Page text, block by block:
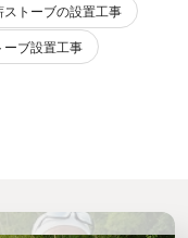
ストーブの設置工事
ブ設置工事